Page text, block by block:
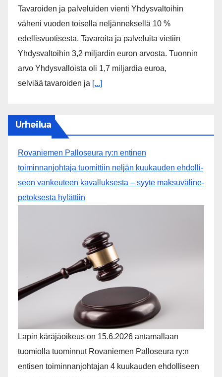
kasvu yrityskauppojen määrässä
Suomen yrityskauppamarkkinassa nähtiin toisen
vuosineljänneksen aikana piristymistä geopoliittisen
aikana 174 yrityskauppaa, mikä on noin 13
prosenttia enemmän kuin vastaavana ajankohtana
vuotta[...]
Vienti Yhdysvaltoihin väheni – tullineuvottelujen
vaikutusta ei silti näy
Tavaroiden ja palveluiden vienti Yhdysvaltoihin
väheni vuoden toisella neljänneksellä 10 %
edellisvuotisesta. Tavaroita ja palveluita vietiin
Yhdysvaltoihin 3,2 miljardin euron arvosta. Tuonnin
arvo Yhdysvalloista oli 1,7 miljardia euroa,
selviää tavaroiden ja[...]
Urheilua